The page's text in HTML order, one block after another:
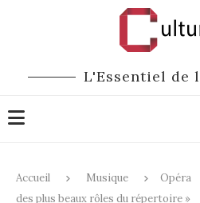
L'Essentiel de
Accueil Musique Opéra
des plus beaux rôles du répertoire »